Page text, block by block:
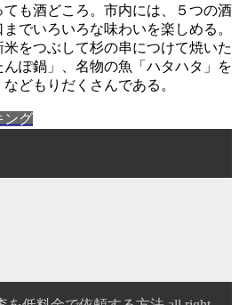
も酒どころ。市内には、５つの酒
でいろいろな味わいを楽しめる。
をつぶして杉の串につけて焼いた
ぽ鍋」、名物の魚「ハタハタ」を
どもりだくさんである。
ング